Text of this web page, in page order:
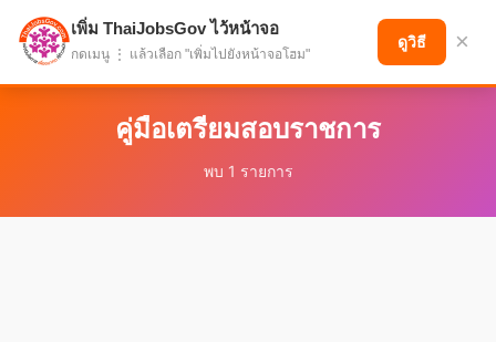
แบ่งปันโอกาส เพื่ออนาคตที่ก้าวหน้า
คู่มือเตรียมสอบราชการ
พบ 1 รายการ
เพิ่ม ThaiJobsGov ไว้หน้าจอ
กดเมนู ⋮ แล้วเลือก "เพิ่มไปยังหน้าจอโฮม"
ดูวิธี ×